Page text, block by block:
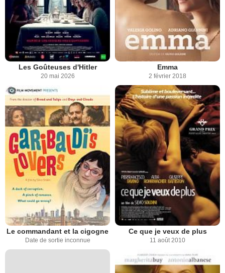
Les Goûteuses d'Hitler
20 mai 2026
Emma
2 février 2018
Le commandant et la cigogne
Date de sortie inconnue
Ce que je veux de plus
11 août 2010